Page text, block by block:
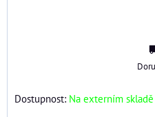
Dostupnost: Na externím